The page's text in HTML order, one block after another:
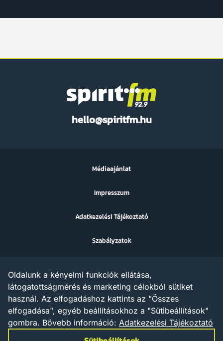
hello@spiritfm.hu
FM
Az ezen a weboldalon megjelenő szövegek, grafikák, képek,
hangfelvételek, video anyagok vagy egyéb tartalmak szerzői jogi
védelem alatt állnak.
Az X AND A Kft. minden jogot fenntart a tartalommal
kapcsolatosan, beleértve a tartalom szöveg- és adatbányászat
céljára való felhasználását is – a szerzői jogról szóló 1999. évi
LXXVI. törvény rendelkezései értelmében a törvény 35/A. § (1)
Médiaajánlat
Impresszum
Adatkezelési Tájékoztató
Szabályzatok
Oldalunk a kényelmi funkciók ellátása,
látogatottságmérés és marketing célokból sütiket
használ. Az elfogadáshoz kattints az "Összes
elfogadása", egyéb beállításokhoz a "Sütibeállítások"
gombra. Bővebb információ: Adatkezelési Tájékoztató